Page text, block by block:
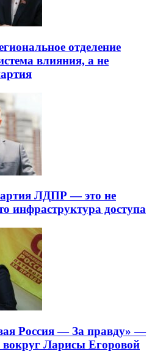
отделение
влияния, а не
ЛДПР — это не
инфраструктура доступа
Россия — За правду» —
вокруг Ларисы Егоровой